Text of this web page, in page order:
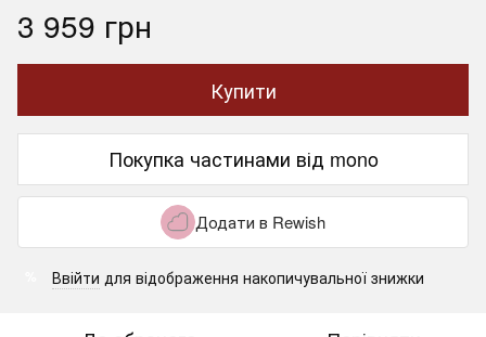
3 959 грн
Купити
Покупка частинами від mono
Додати в Rewish
Ввійти для відображення накопичувальної знижки